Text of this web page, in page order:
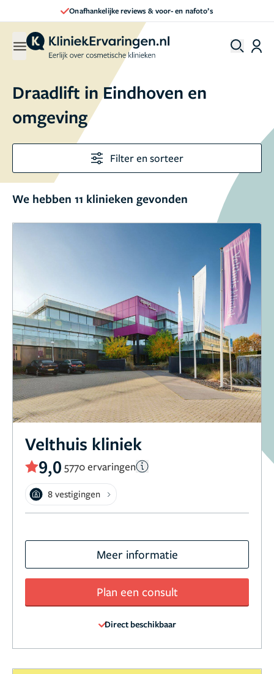
Direct een afspraak maken
Draadlift in Eindhoven en
omgeving
Filter en sorteer
We hebben 11 klinieken gevonden
Velthuis kliniek
9,0 5770 ervaringen
8 vestigingen
Meer informatie
Plan een consult
Direct beschikbaar